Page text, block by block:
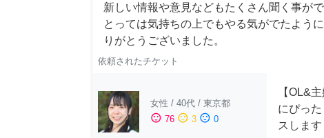
新しい情報や意見などもたくさん聞く事が
とっては気持ちの上でもやる気がでたよう
りがとうございました。
依頼されたチケット
女性 / 40代 / 東京都
sentiment_satisfied 76 sentiment_neutral 3 sentiment_dissatisfied 0
【OL&
にぴっ
スします